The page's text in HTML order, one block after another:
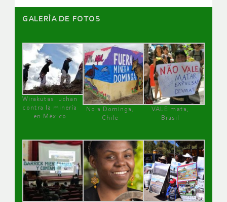
GALERÌA DE FOTOS
Wirakutas luchan
contra la minería
en México
No a Dominga,
Chile
VALE mata,
Brasil